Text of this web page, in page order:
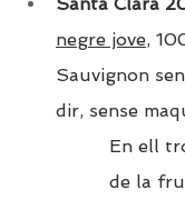
negre jove,
Sauvignon
dir, sense
En ell
de la